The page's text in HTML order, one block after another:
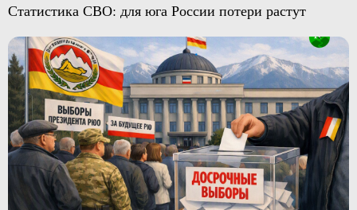
Статистика СВО: для юга России потери растут